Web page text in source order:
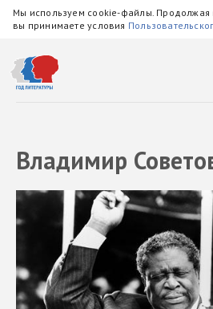
Мы используем cookie-файлы. Продолжая
вы принимаете условия
Владимир